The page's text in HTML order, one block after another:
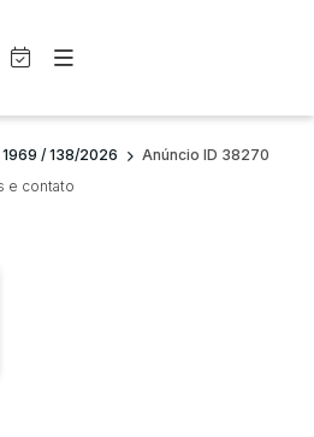
/ 138/2026
Anúncio ID 38270
e contato